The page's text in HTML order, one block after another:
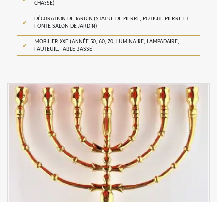
CHASSE)
DÉCORATION DE JARDIN (STATUE DE PIERRE, POTICHE PIERRE ET
FONTE SALON DE JARDIN)
MOBILIER XXE (ANNÉE 50, 60, 70, LUMINAIRE, LAMPADAIRE,
FAUTEUIL, TABLE BASSE)